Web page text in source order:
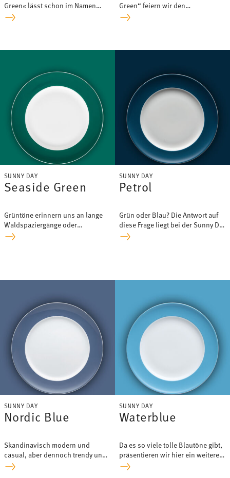
Green« lässt schon im Namen
erkennen, wie knackfrisch sie
Green“ feiern wir den
Gesundheitstrend rund um frische
SUNNY DAY
Seaside Green
Grüntöne erinnern uns an lange
Waldspaziergänge oder
Meeresrauschen und stehen für
SUNNY DAY
Petrol
Grün oder Blau? Die Antwort auf
diese Frage liegt bei der Sunny Day
Farbe »Petrol« irgendwo
SUNNY DAY
Nordic Blue
Skandinavisch modern und
casual, aber dennoch trendy und
mit sehr viel Appeal – so zeigt sich
SUNNY DAY
Waterblue
Da es so viele tolle Blautöne gibt,
präsentieren wir hier ein weiteres
phänomenales Blau: Sunny Day